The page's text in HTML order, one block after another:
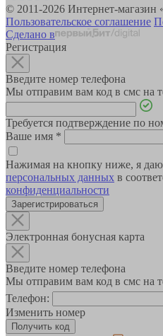
© 2011-2026 Интернет-
Пользовательское соглашение
Сделано в
Регистрация
Введите номер телефона
Мы отправим вам код в смс на
Требуется подтверждение по
Ваше имя *
Нажимая на кнопку ниже, я даю
персональных данных в
конфиденциальности
Зарегистрироваться
Электронная бонусная карта
Введите номер телефона
Мы отправим вам код в смс на
Телефон:
Изменить номер